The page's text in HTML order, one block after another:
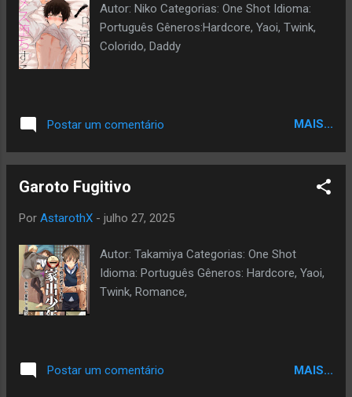
Autor: Niko Categorias: One Shot Idioma:
Português Gêneros:Hardcore, Yaoi, Twink,
Colorido, Daddy
Postar um comentário MAIS...
Garoto Fugitivo
Por AstarothX - julho 27, 2025
Autor: Takamiya Categorias: One Shot
Idioma: Português Gêneros: Hardcore, Yaoi,
Twink, Romance,
Postar um comentário MAIS...